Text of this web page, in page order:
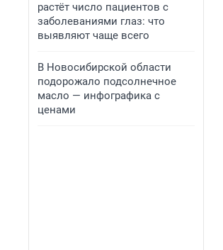
растёт число пациентов с
заболеваниями глаз: что
выявляют чаще всего
В Новосибирской области
подорожало подсолнечное
масло — инфографика с
ценами